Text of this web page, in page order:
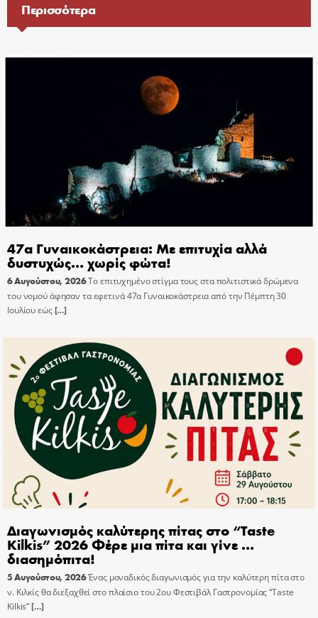
Περισσότερα
47α Γυναικοκάστρεια: Με επιτυχία αλλά
δυστυχώς… χωρίς φώτα!
6 Αυγούστου, 2026Το επιτυχημένο στίγμα τους στα πολιτιστικά δρώμενα
του νομού άφησαν τα εφετινά 47α Γυναικοκάστρεια από την Πέμπτη 30
Ιουλίου εώς[…]
Διαγωνισμός καλύτερης πίτας στο “Taste
Kilkis” 2026 Φέρε μια πίτα και γίνε …
διασημόπιτα!
5 Αυγούστου, 2026Ένας μοναδικός διαγωνισμός για την καλύτερη πίτα στο
ν. Κιλκίς θα διεξαχθεί στο πλαίσιο του 2ου Φεστιβάλ Γαστρονομίας “Taste
Kilkis”[…]